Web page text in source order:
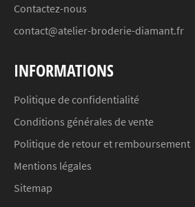
Contactez-nous
contact@atelier-broderie-diamant.fr
INFORMATIONS
Politique de confidentialité
Conditions générales de vente
Politique de retour et remboursement
Mentions légales
Sitemap